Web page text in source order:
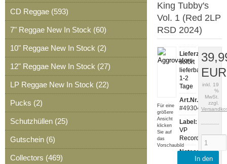
King Tubby's
Vol. 1 (Red 2LP
RSD 2024)
Für eine
größere
Ansicht
klicken
Sie auf
das
Vorschaubild
Lieferzeit:
sofort
lieferbar,
1-2
Tage
Art.Nr.:
#49304
Label:
VP
Records
Notes:
VPRL4250
EUR
inkl. 19
%
MwSt.
zzgl.
In den
CD Reggae (593)
7" Reggae New In Stock (60)
10" Reggae New In Stock (2)
12" Reggae New In Stock (27)
LP Reggae New In Stock (22)
Pucks (2)
Schutzhüllen (25)
Gutschein (6)
Collectors (469)